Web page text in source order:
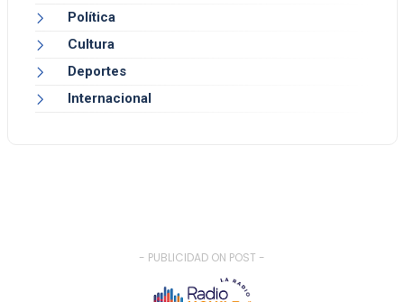
Política
Cultura
Deportes
Internacional
- PUBLICIDAD ON POST -